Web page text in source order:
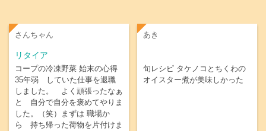
さんちゃん
リタイア
コープの冷凍野菜 始末の心得
35年弱 していた仕事を退職
しました。 よく頑張ったなぁ
と 自分で自分を褒めてやりま
した。（笑）まずは 職場か
ら 持ち帰った荷物を片付けま
あき
旬レシピ タケノコとちくわの
オイスター煮が美味しかった